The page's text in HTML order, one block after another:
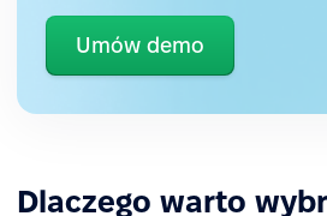
Umów demo
Dlaczego warto